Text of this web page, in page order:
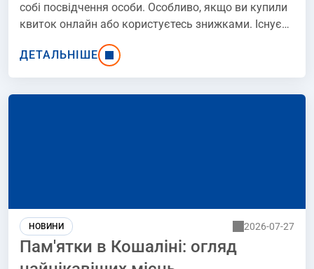
собі посвідчення особи. Особливо, якщо ви купили
квиток онлайн або користуєтесь знижками. Існує
ризик, що відсутність посвідчення особи буде
розцінена PKP як підстава для відмови у прийнятті
вашого квитка. Про наслідки та можливі рішення
для забудькуватих мандрівників ви можете
ДЕТАЛЬНІШЕ
НОВИНИ 2026-07-27
Пам'ятки в Кошаліні: огляд